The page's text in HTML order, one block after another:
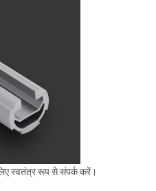
स्वतंत्र रूप से संपर्क करें।